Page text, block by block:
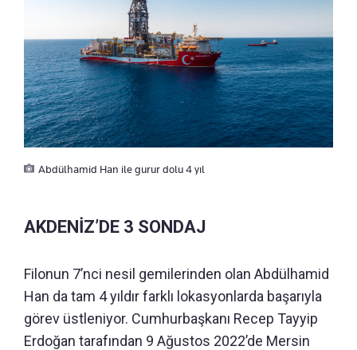
Abdülhamid Han ile gurur dolu 4 yıl
AKDENİZ’DE 3 SONDAJ
Filonun 7’nci nesil gemilerinden olan Abdülhamid
Han da tam 4 yıldır farklı lokasyonlarda başarıyla
görev üstleniyor. Cumhurbaşkanı Recep Tayyip
Erdoğan tarafından 9 Ağustos 2022’de Mersin